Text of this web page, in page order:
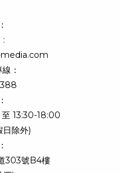
:
：
13:30-18:00
日除外)
303號B4樓